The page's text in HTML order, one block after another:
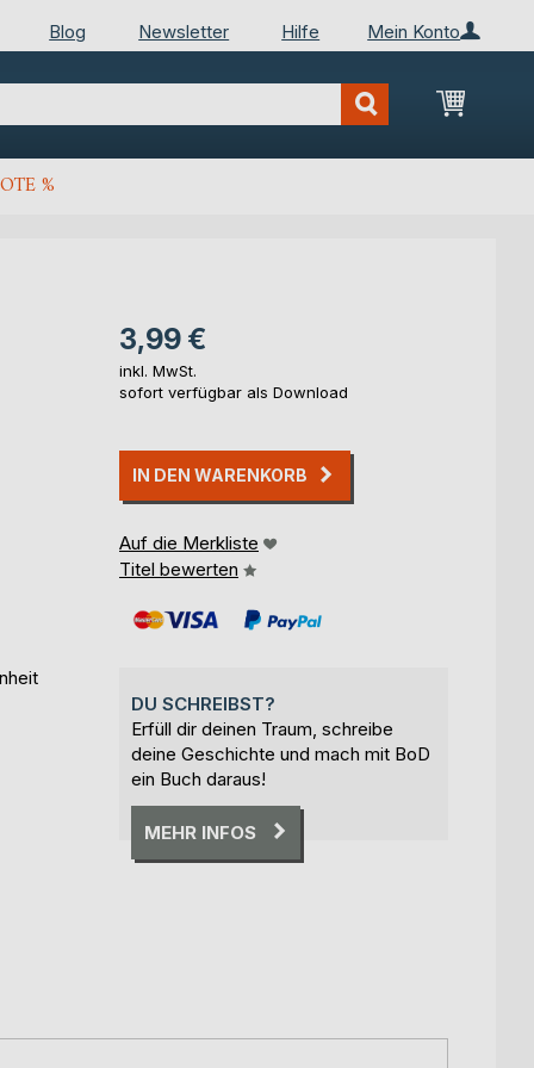
Mein Konto
Blog Newsletter Hilfe
Mein
%
3,99 €
inkl. MwSt.
sofort verfügbar als Download
IN DEN WARENKORB
Auf die Merkliste
Titel bewerten
DU SCHREIBST?
Erfüll dir deinen Traum, schreibe
deine Geschichte und mach mit BoD
ein Buch daraus!
MEHR INFOS